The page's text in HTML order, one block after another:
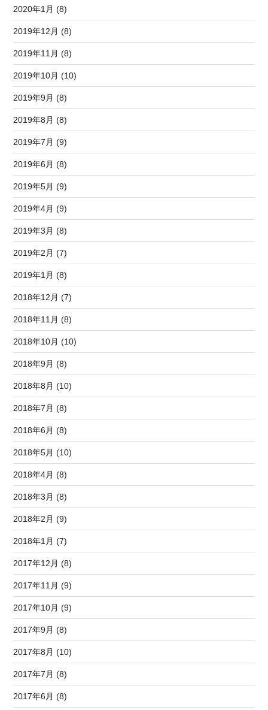
2020年1月 (8)
2019年12月 (8)
2019年11月 (8)
2019年10月 (10)
2019年9月 (8)
2019年8月 (8)
2019年7月 (9)
2019年6月 (8)
2019年5月 (9)
2019年4月 (9)
2019年3月 (8)
2019年2月 (7)
2019年1月 (8)
2018年12月 (7)
2018年11月 (8)
2018年10月 (10)
2018年9月 (8)
2018年8月 (10)
2018年7月 (8)
2018年6月 (8)
2018年5月 (10)
2018年4月 (8)
2018年3月 (8)
2018年2月 (9)
2018年1月 (7)
2017年12月 (8)
2017年11月 (9)
2017年10月 (9)
2017年9月 (8)
2017年8月 (10)
2017年7月 (8)
2017年6月 (8)